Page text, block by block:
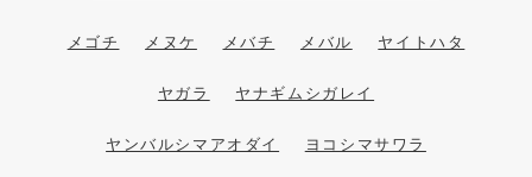
メゴチ メヌケ メバチ メバル ヤイトハタ
ヤガラ ヤナギムシガレイ
ヤンバルシマアオダイ ヨコシマサワラ